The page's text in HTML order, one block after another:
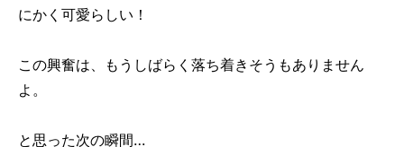
にかく可愛らしい！
この興奮は、もうしばらく落ち着きそうもありません
よ。
と思った次の瞬間…